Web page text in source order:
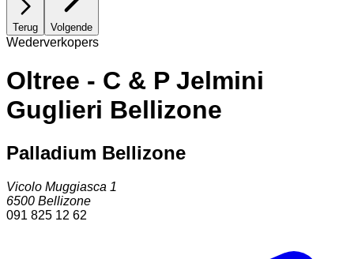
Terug Volgende
Wederverkopers
Oltree - C & P Jelmini
Guglieri Bellizone
Palladium Bellizone
Vicolo Muggiasca 1
6500 Bellizone
091 825 12 62